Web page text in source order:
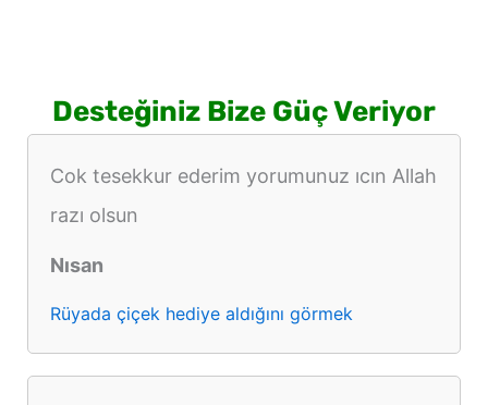
Desteğiniz Bize Güç Veriyor
Cok tesekkur ederim yorumunuz ıcın Allah
razı olsun
Nısan
Rüyada çiçek hediye aldığını görmek